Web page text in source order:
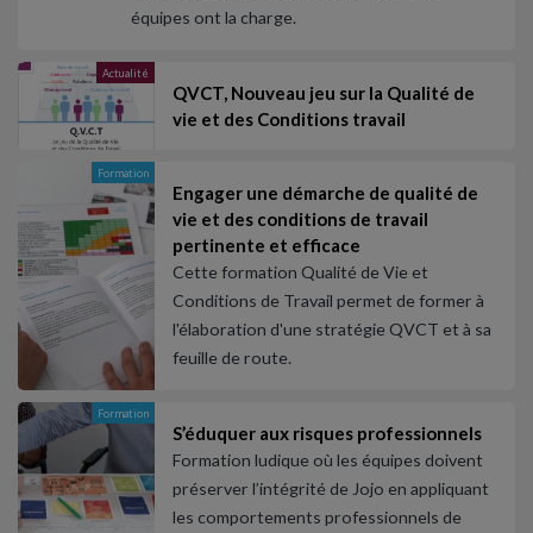
équipes ont la charge.
Actualité
QVCT, Nouveau jeu sur la Qualité de
vie et des Conditions travail
Formation
Engager une démarche de qualité de
vie et des conditions de travail
pertinente et efficace
Cette formation Qualité de Vie et
Conditions de Travail permet de former à
l'élaboration d'une stratégie QVCT et à sa
feuille de route.
Formation
S’éduquer aux risques professionnels
Formation ludique où les équipes doivent
préserver l’intégrité de Jojo en appliquant
les comportements professionnels de